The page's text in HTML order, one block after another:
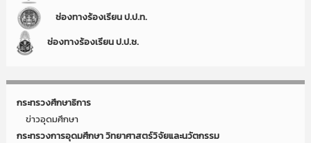
ช่องทางร้องเรียน ป.ป.ท.
ช่องทางร้องเรียน ป.ป.ช.
กระทรวงศึกษาธิการ
ข่าวอุดมศึกษา
กระทรวงการอุดมศึกษา วิทยาศาสตร์วิจัยและนวัตกรรม